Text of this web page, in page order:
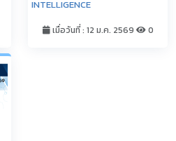
INTELLIGENCE
เมื่อวันที่ : 12 ม.ค. 2569 0